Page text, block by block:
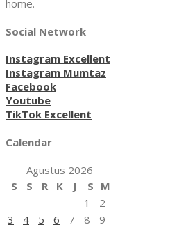
home.
Social Network
Instagram Excellent
Instagram Mumtaz
Facebook
Youtube
TikTok Excellent
Calendar
Agustus 2026
S
S R K J S M
1
2
3
4 5 6 7 8
9